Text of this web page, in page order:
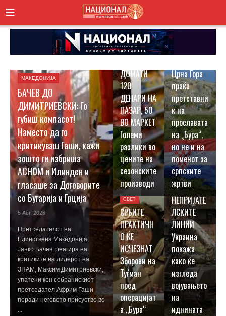
МАКЕДОНИЈА
БАЧЕВ ДО
ДИМИТРИЕВСКИ: Го
губиш компасот!
Наместо да го
критикуваш Гаши, кажи
зошто ги избриша
АСНОМ и Илинден и
гласаше за Договорите
со Бугарија и Грција
5 Авг, 2026
Претседателот на
Единствена Македонија,
Јанко Бачев, реагира на
критиките на лидерот на
ЗНАМ, Максим Димитриевски,
упатени кон собранискиот
претседател Африм Гаши
поради неговото присуство во
...
ДОМАТИ
120
ДЕНАРИ НА
ПАЗАР, 50
ВО МАРКЕТ
Големи
разлики во
цените на
сезонските
производи
КНИН ДА,
МРКОЊИЌ
Црна Гора
праќа
претставни
к на
прославата
на „Бура“,
но не и на
поменот за
српските
жртви
СВЕТ
СРБИТЕ
ПРАКТИЧН
О ЌЕ
ИСЧЕЗНАТ
Зборови на
Туѓман
пред
операцијат
а „Бура“
СВЕТ
ДРОН
ДОСТАВИ
БОРБЕН
РОБОТ ЗАД
НЕПРИЈАТЕ
ЛСКИТЕ
ЛИНИИ
Украина
покажа
како ќе
изгледа
војувањето
на
иднината